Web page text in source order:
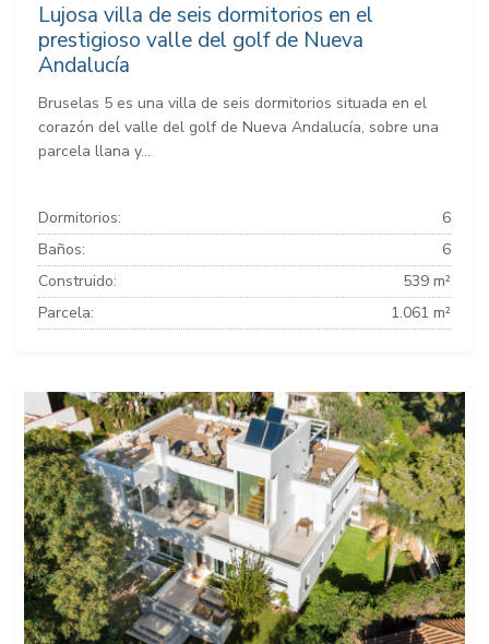
Lujosa villa de seis dormitorios en el
prestigioso valle del golf de Nueva
Andalucía
Bruselas 5 es una villa de seis dormitorios situada en el
corazón del valle del golf de Nueva Andalucía, sobre una
parcela llana y...
Dormitorios:
6
Baños:
6
Construido:
539 m²
Parcela:
1.061 m²